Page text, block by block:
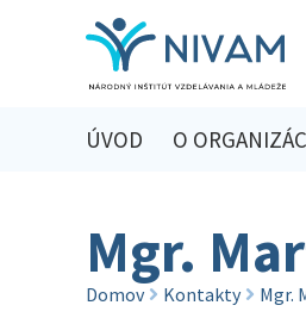
ÚVOD O
Mgr.
Domov Kontakty Mgr.